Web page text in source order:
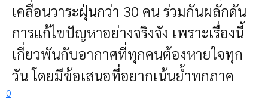
0
เคลื่อนวาระฝุ่นกว่า 30 คน ร่วมกันผลักดัน
การแก้ไขปัญหาอย่างจริงจัง เพราะเรื่องนี้
เกี่ยวพันกับอากาศที่ทุกคนต้องหายใจทุก
วัน โดยมีข้อเสนอที่อยากเน้นย้ำทุกภาค